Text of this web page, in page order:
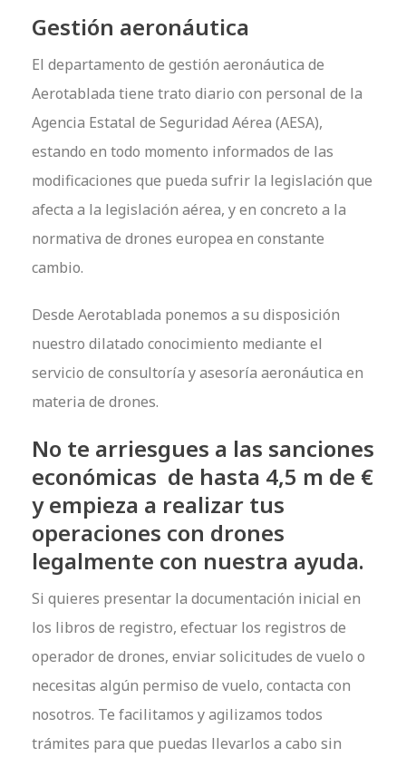
Gestión aeronáutica
El departamento de gestión aeronáutica de
Aerotablada tiene trato diario con personal de la
Agencia Estatal de Seguridad Aérea (AESA),
estando en todo momento informados de las
modificaciones que pueda sufrir la legislación que
afecta a la legislación aérea, y en concreto a la
normativa de drones europea en constante
cambio.
Desde Aerotablada ponemos a su disposición
nuestro dilatado conocimiento mediante el
servicio de consultoría y asesoría aeronáutica en
materia de drones.
No te arriesgues a las sanciones
económicas de hasta 4,5 m de €
y empieza a realizar tus
operaciones con drones
legalmente con nuestra ayuda.
Si quieres presentar la documentación inicial en
los libros de registro, efectuar los registros de
operador de drones, enviar solicitudes de vuelo o
necesitas algún permiso de vuelo, contacta con
nosotros. Te facilitamos y agilizamos todos
trámites para que puedas llevarlos a cabo sin